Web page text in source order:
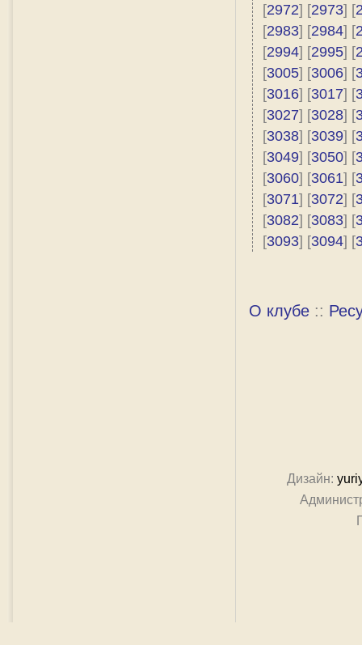
[2972] [2973] [
[2983] [2984] [
[2994] [2995] [
[3005] [3006] [
[3016] [3017] [
[3027] [3028] [
[3038] [3039] [
[3049] [3050] [
[3060] [3061] [
[3071] [3072] [
[3082] [3083] [
[3093] [3094] [
О клубе ::
Дизайн: